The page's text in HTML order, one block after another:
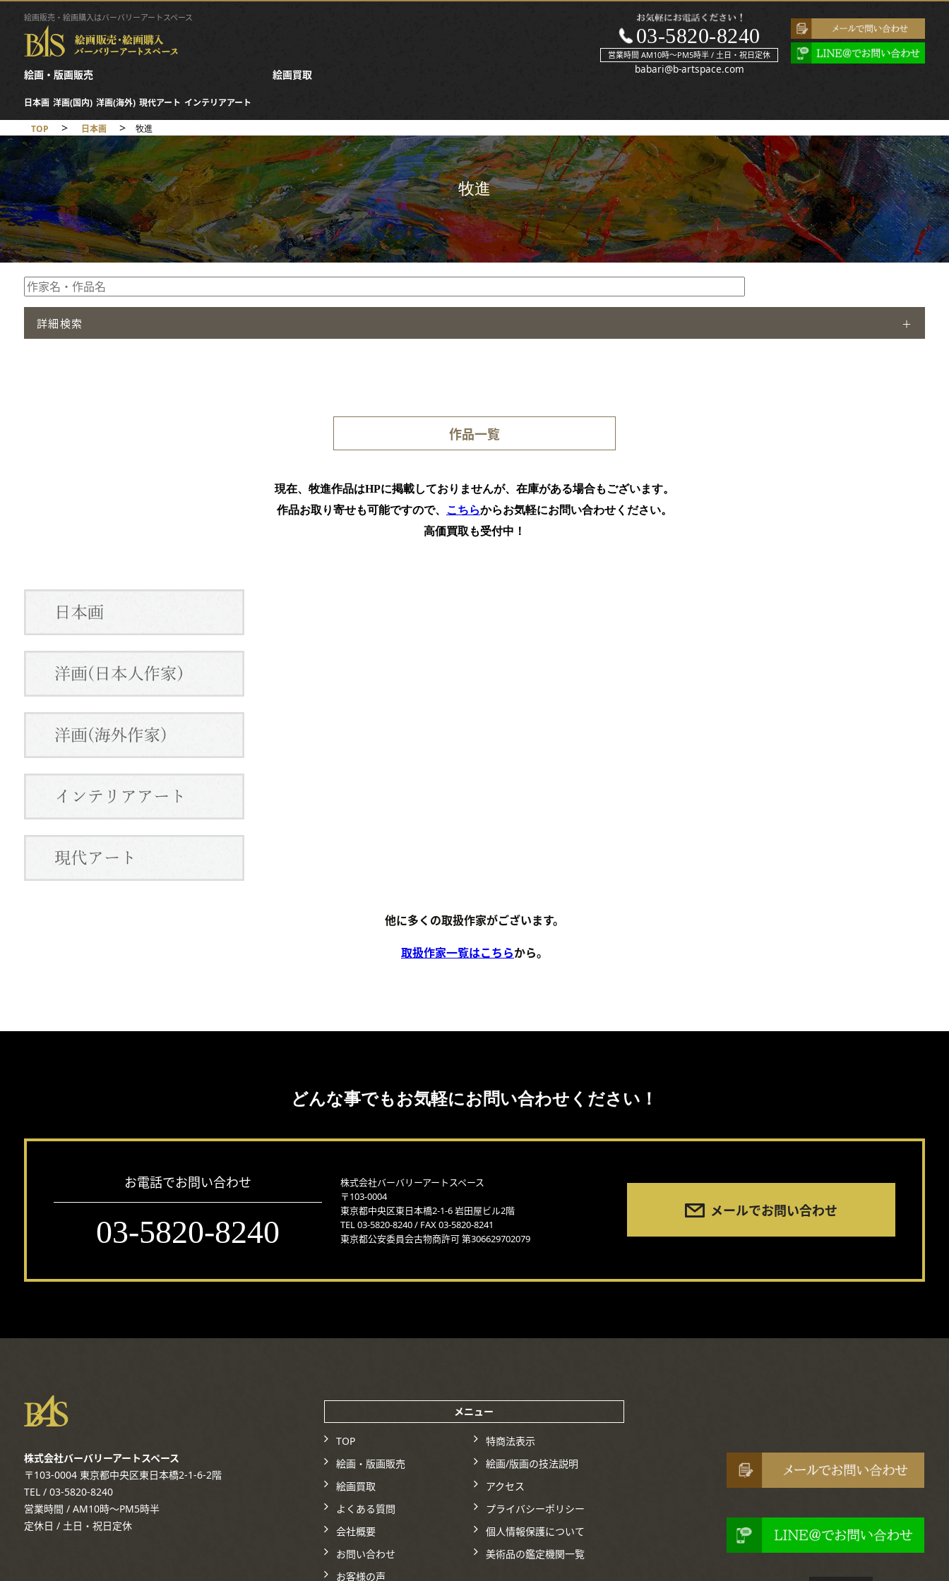
絵画販売・絵画購入はバーバリーアートスペース
絵画・版画販売
日本画 洋画(国内) 洋画(海外) 現代アート インテリアアート
絵画買取
03-5820-8240
営業時間 AM10時～PM5時半 / 土日・祝日定休
babari@b-artspace.com
TOP > 日本画 > 牧進
牧進
詳細検索
作品一覧
現在、牧進作品はHPに掲載しておりませんが、在庫がある場合もございます。
作品お取り寄せも可能ですので、 こちらからお気軽にお問い合わせください。
高価買取も受付中！
他に多くの取扱作家がございます。
取扱作家一覧はこちらから。
どんな事でもお気軽にお問い合わせください！
お電話でお問い合わせ
03-5820-8240
株式会社バーバリーアートスペース
〒103-0004
東京都中央区東日本橋2-1-6 岩田屋ビル2階
TEL 03-5820-8240 / FAX 03-5820-8241
東京都公安委員会古物商許可 第306629702079
メールでお問い合わせ
株式会社バーバリーアートスペース
〒103-0004 東京都中央区東日本橋2-1-6-2階
TEL / 03-5820-8240
営業時間 / AM10時～PM5時半
定休日 / 土日・祝日定休
メニュー
TOP
特商法表示
絵画・版画販売
絵画/版画の技法説明
絵画買取
アクセス
よくある質問
プライバシーポリシー
会社概要
個人情報保護について
お問い合わせ
美術品の鑑定機関一覧
お客様の声